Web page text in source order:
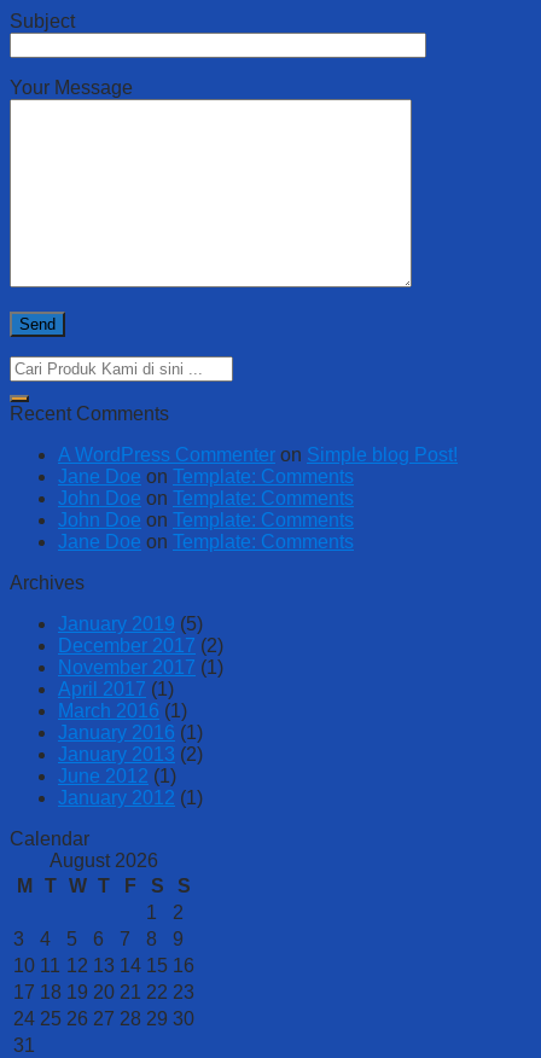
Subject
Your Message
Recent Comments
A WordPress Commenter on Simple blog Post!
Jane Doe on Template: Comments
John Doe on Template: Comments
John Doe on Template: Comments
Jane Doe on Template: Comments
Archives
January 2019 (5)
December 2017 (2)
November 2017 (1)
April 2017 (1)
March 2016 (1)
January 2016 (1)
January 2013 (2)
June 2012 (1)
January 2012 (1)
Calendar
August 2026
M
T W T F S
S
1
2
3
4 5 6 7 8
9
10 11 12 13 14 15 16
17 18 19 20 21 22 23
24 25 26 27 28 29 30
31